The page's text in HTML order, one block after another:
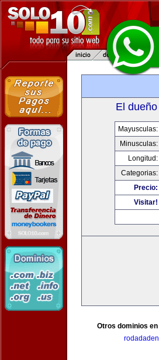
El
Mayusculas:
Minusculas:
Longitud:
Categorias:
Precio:
Visitar!
Otros dominios